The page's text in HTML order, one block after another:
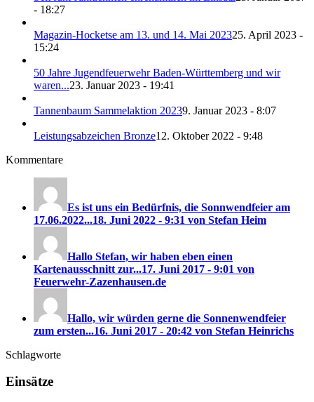
- 18:27
Magazin-Hocketse am 13. und 14. Mai 202325. April 2023 -
15:24
50 Jahre Jugendfeuerwehr Baden-Württemberg und wir
waren...23. Januar 2023 - 19:41
Tannenbaum Sammelaktion 20239. Januar 2023 - 8:07
Leistungsabzeichen Bronze12. Oktober 2022 - 9:48
Kommentare
Es ist uns ein Bedürfnis, die Sonnwendfeier am
17.06.2022...18. Juni 2022 - 9:31 von Stefan Heim
Hallo Stefan, wir haben eben einen
Kartenausschnitt zur...17. Juni 2017 - 9:01 von
Feuerwehr-Zazenhausen.de
Hallo, wir würden gerne die Sonnenwendfeier
zum ersten...16. Juni 2017 - 20:42 von Stefan Heinrichs
Schlagworte
Einsätze